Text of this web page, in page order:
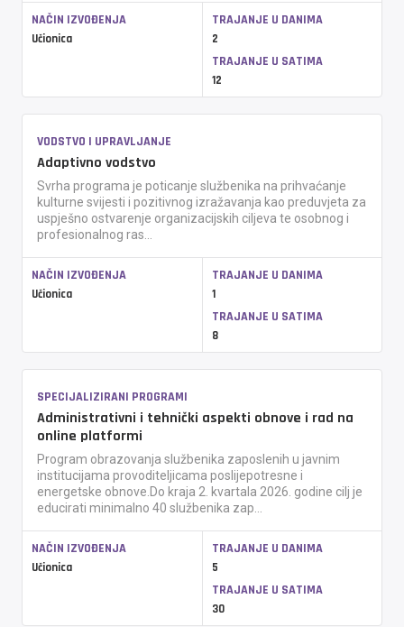
NAČIN IZVOĐENJA
Učionica
TRAJANJE U DANIMA
2
TRAJANJE U SATIMA
12
VODSTVO I UPRAVLJANJE
Adaptivno vodstvo
Svrha programa je poticanje službenika na prihvaćanje
kulturne svijesti i pozitivnog izražavanja kao preduvjeta za
uspješno ostvarenje organizacijskih ciljeva te osobnog i
profesionalnog ras...
NAČIN IZVOĐENJA
Učionica
TRAJANJE U DANIMA
1
TRAJANJE U SATIMA
8
SPECIJALIZIRANI PROGRAMI
Administrativni i tehnički aspekti obnove i rad na
online platformi
Program obrazovanja službenika zaposlenih u javnim
institucijama provoditeljicama poslijepotresne i
energetske obnove.Do kraja 2. kvartala 2026. godine cilj je
educirati minimalno 40 službenika zap...
NAČIN IZVOĐENJA
Učionica
TRAJANJE U DANIMA
5
TRAJANJE U SATIMA
30